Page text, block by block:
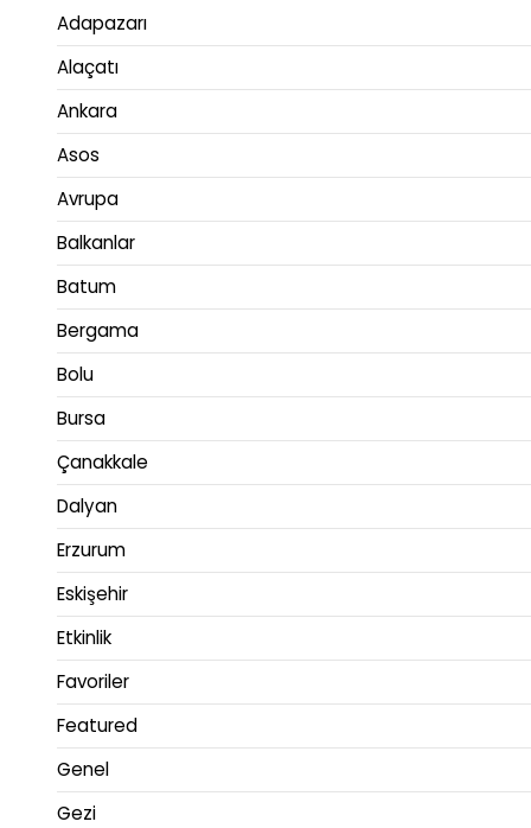
Adapazarı
Alaçatı
Ankara
Asos
Avrupa
Balkanlar
Batum
Bergama
Bolu
Bursa
Çanakkale
Dalyan
Erzurum
Eskişehir
Etkinlik
Favoriler
Featured
Genel
Gezi